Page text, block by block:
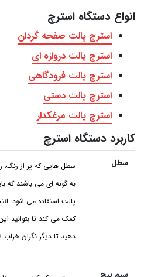
انواع دستگاه استرچ
استرچ پالت صفحه گردان
استرچ پالت دروازه‌ ای
استرچ پالت فرودگاهی
استرچ پالت دستی
استرچ پالت مرغکدار
کاربرد دستگاه استرچ
سطل
سطل هایی که پر از رنگ،
به گونه ای می باشند که
پالت استفاده می شود.
کمک می کند تا بتوانید
دهید تا دیگر نگران